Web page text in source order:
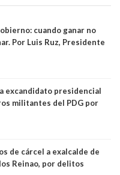
cuando ganar no
Por Luis Ruz, Presidente
excandidato presidencial
militantes del PDG por
de cárcel a exalcalde de
Reinao, por delitos